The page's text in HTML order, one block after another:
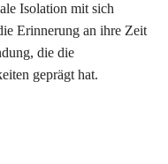
Isolation mit sich
Erinnerung an ihre Zeit
die die
geprägt hat.